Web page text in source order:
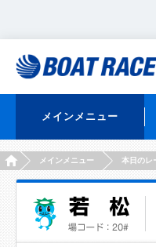
メインメニュー
HOMEメインメニュー 本日のレ